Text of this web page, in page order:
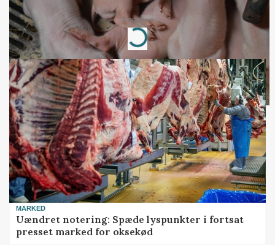
Annonce
Loading...
MARKED
Uændret notering: Spæde lyspunkter i fortsat
presset marked for oksekød